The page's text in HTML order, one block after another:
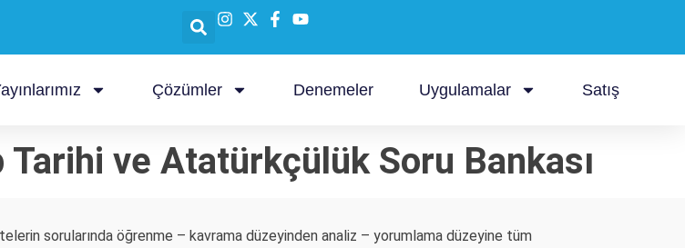
Çözümler Denemeler Uygulamalar Satış
Tarihi ve Atatürkçülük Soru Bankası
sorularında öğrenme – kavrama düzeyinden analiz – yorumlama düzeyine tüm